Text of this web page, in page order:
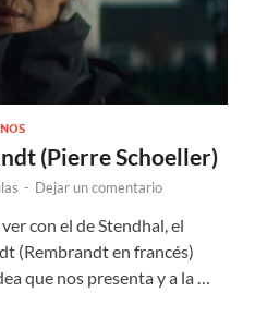
(Pierre Schoeller)
- Dejar un comentario
con el de Stendhal, el
(Rembrandt en francés)
que nos presenta y a la …